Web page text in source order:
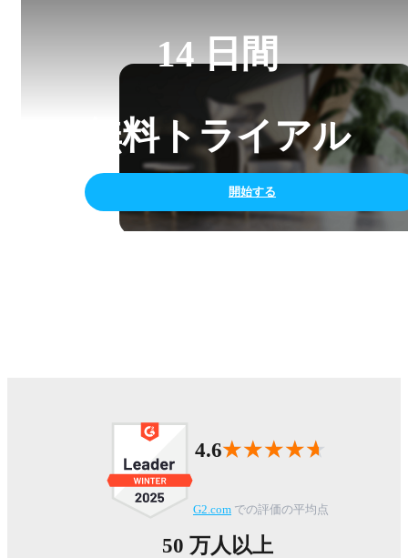
14 日間
無料トライアル
開始する
4.6★★★★★
★★★★★
G2.com での評価の平均点
50 万人以上